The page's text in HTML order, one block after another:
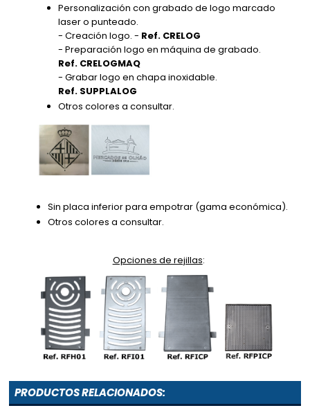
Personalización con grabado de logo marcado
laser o punteado.
- Creación logo. - Ref. CRELOG
- Preparación logo en máquina de grabado.
Ref. CRELOGMAQ
- Grabar logo en chapa inoxidable.
Ref. SUPPLALOG
Otros colores a consultar.
Sin placa inferior para empotrar (gama económica).
Otros colores a consultar.
Opciones de rejillas:
PRODUCTOS RELACIONADOS: